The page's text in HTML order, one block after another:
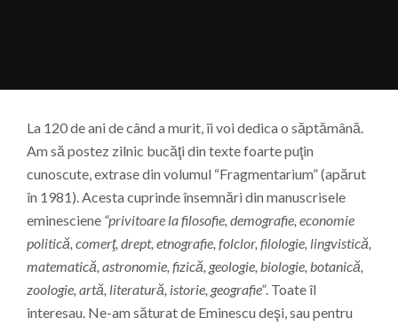
La 120 de ani de când a murit, îi voi dedica o săptămână.
Am să postez zilnic bucăţi din texte foarte puţin
cunoscute, extrase din volumul “Fragmentarium” (apărut
în 1981). Acesta cuprinde însemnări din manuscrisele
eminesciene “privitoare la filosofie, demografie, economie
politică, comerţ, drept, etnografie, folclor, filologie, lingvistică,
matematică, astronomie, fizică, geologie, biologie, botanică,
zoologie, artă, literatură, istorie, geografie”. Toate îl
interesau. Ne-am săturat de Eminescu deşi, sau pentru